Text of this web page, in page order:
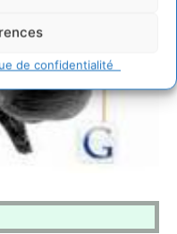
de confidentialité